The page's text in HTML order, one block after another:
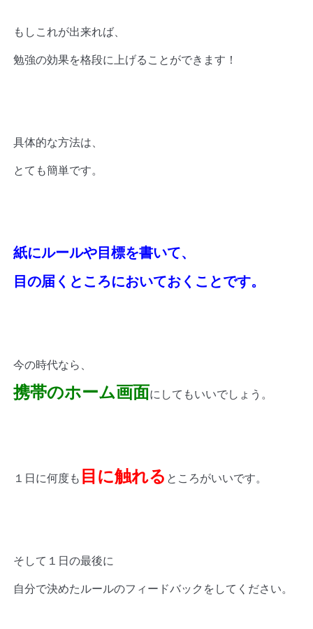
もしこれが出来れば、
勉強の効果を格段に上げることができます！
具体的な方法は、
とても簡単です。
紙にルールや目標を書いて、
目の届くところにおいておくことです。
今の時代なら、
携帯のホーム画面にしてもいいでしょう。
１日に何度も 目に触れる ところがいいです。
そして１日の最後に
自分で決めたルールのフィードバックをしてください。